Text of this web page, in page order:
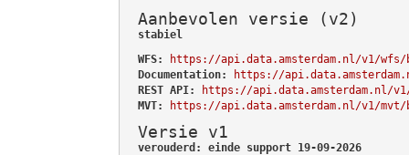
Aanbevolen versie (v2)
stabiel
WFS:
https://api.data.amsterdam.nl/v1/wfs/
Documentation:
https://
REST API:
https://api.data.amsterdam.nl/v1/
MVT:
https://api.data.amsterdam.nl/v1/mvt/
Versie v1
verouderd: einde support 19-09-2026